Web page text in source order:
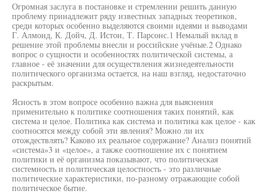
Огромная заслуга в постановке и стремлении решить данную
проблему принадлежит ряду известных западных теоретиков,
среди которых особенно выделяются своими идеями и выводами
Г. Алмонд, К. Дойч, Д. Истон, Т. Парсонс.1 Немалый вклад в
решение этой проблемы внесли и российские учёные.2 Однако
вопрос о сущности и особенностях политической системы, а
главное - её значении для осуществления жизнедеятельности
политического организма остается, на наш взгляд, недостаточно
раскрытым.
Ясность в этом вопросе особенно важна для выяснения
применительно к политике соотношения таких понятий, как
система и целое. Политика как система и политика как целое - как
соотносятся между собой эти явления? Можно ли их
отождествлять? Каково их реальное содержание? Анализ понятий
«система»3 и «целое», а также соотношение их с понятием
политики и её организма показывают, что политическая
системность и политическая целостность - это различные
политические характеристики, по-разному отражающие собой
политическое бытие.